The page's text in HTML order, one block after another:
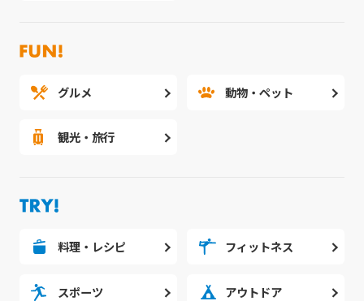
グルメ 動物・ペット
観光・旅行
料理・レシピ フィットネス
スポーツ アウトドア